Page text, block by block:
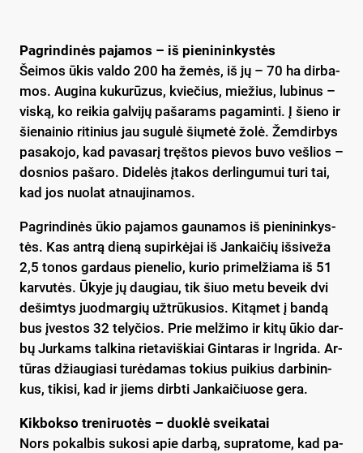
Pag­rin­di­nės pa­ja­mos – iš pie­ni­nin­kys­tės
Šei­mos ūkis val­do 200 ha že­mės, iš jų – 70 ha dir­ba­
mos. Au­gi­na ku­ku­rū­zus, kvie­čius, mie­žius, lu­bi­nus –
vis­ką, ko rei­kia gal­vi­jų pa­ša­rams pa­ga­min­ti. Į šie­no ir
šie­nai­nio ri­ti­nius jau su­gu­lė šių­me­tė žo­lė. Žem­dir­bys
pa­sa­ko­jo, kad pa­va­sa­rį tręš­tos pie­vos bu­vo veš­lios –
dos­nios pa­ša­ro. Di­de­lės įta­kos der­lin­gu­mui tu­ri tai,
kad jos nuo­lat at­nau­ji­na­mos.
Pag­rin­di­nės ūkio pa­ja­mos gau­na­mos iš pie­ni­nin­kys­
tės. Kas ant­rą die­ną su­pir­kė­jai iš Jan­kai­čių iš­si­ve­ža
2,5 to­nos gar­daus pie­ne­lio, ku­rio pri­mel­žia­ma iš 51
kar­vu­tės. Ūky­je jų dau­giau, tik šiuo me­tu be­veik dvi
de­šim­tys juod­mar­gių už­trū­ku­sios. Ki­tą­met į ban­dą
bus įves­tos 32 te­ly­čios. Prie mel­ži­mo ir ki­tų ūkio dar­
bų Jur­kams tal­ki­na rie­ta­viš­kiai Gin­ta­ras ir Ing­ri­da. Ar­
tū­ras džiau­gia­si tu­rė­da­mas to­kius pui­kius dar­bi­nin­
kus, ti­ki­si, kad ir jiems dirb­ti Jan­kai­čiuo­se ge­ra.
Kik­bok­so tre­ni­ruo­tės – duok­lė svei­ka­tai
Nors po­kal­bis su­ko­si apie dar­bą, su­pra­to­me, kad pa­